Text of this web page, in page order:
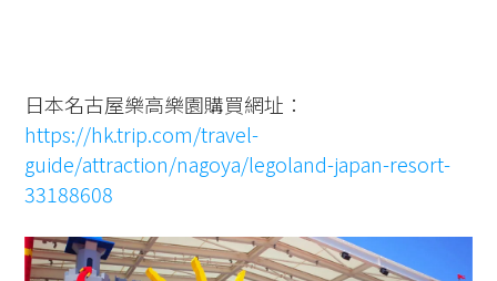
日本名古屋樂高樂園購買網址：
https://hk.trip.com/travel-
guide/attraction/nagoya/legoland-japan-resort-
33188608